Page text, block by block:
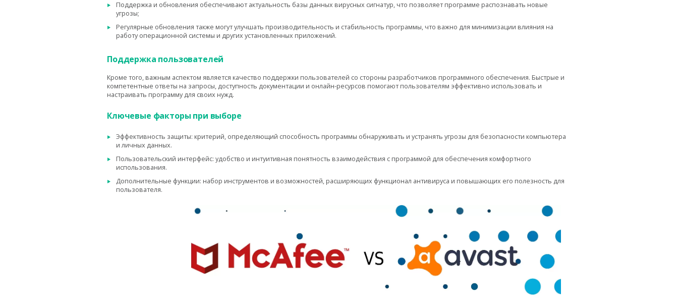
Поддержка и обновления обеспечивают актуальность базы данных вирусных сигнатур, что позволяет программе распознавать новые
угрозы;
Регулярные обновления также могут улучшать производительность и стабильность программы, что важно для минимизации влияния на
работу операционной системы и других установленных приложений.
Поддержка пользователей
Кроме того, важным аспектом является качество поддержки пользователей со стороны разработчиков программного обеспечения. Быстрые и
компетентные ответы на запросы, доступность документации и онлайн-ресурсов помогают пользователям эффективно использовать и
настраивать программу для своих нужд.
Ключевые факторы при выборе
Эффективность защиты: критерий, определяющий способность программы обнаруживать и устранять угрозы для безопасности компьютера
и личных данных.
Пользовательский интерфейс: удобство и интуитивная понятность взаимодействия с программой для обеспечения комфортного
использования.
Дополнительные функции: набор инструментов и возможностей, расширяющих функционал антивируса и повышающих его полезность для
пользователя.